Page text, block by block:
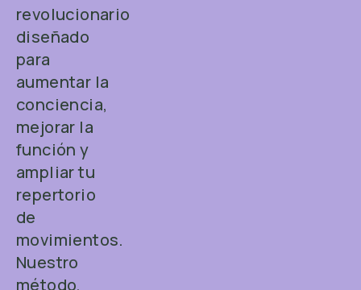
revolucionario
diseñado
para
aumentar la
conciencia,
mejorar la
función y
ampliar tu
repertorio
de
movimientos.
Nuestro
método,